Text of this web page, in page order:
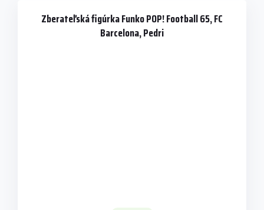
Zberateľská figúrka Funko POP! Football 65, FC
Barcelona, Pedri